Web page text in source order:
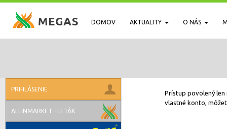
DOMOV AKTUALITY O NÁS
PRIHLÁSENIE
ALLINMARKET - LETÁK
Prístup povolený len
vlastné konto,